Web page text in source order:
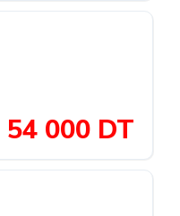
54 000 DT